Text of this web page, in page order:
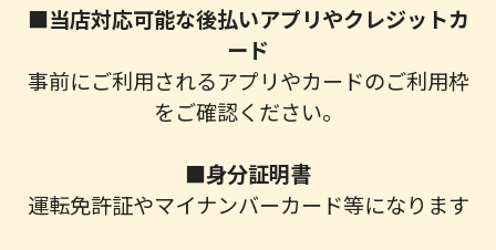
■当店対応可能な後払いアプリやクレジットカ
ード
事前にご利用されるアプリやカードのご利用枠
をご確認ください。
■身分証明書
運転免許証やマイナンバーカード等になります